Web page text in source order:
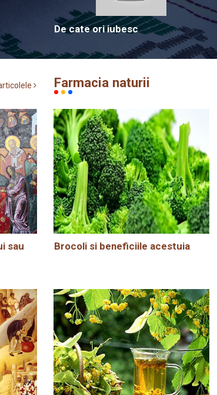
De cate ori iubesc
sau
Farmacia naturii
Brocoli si beneficiile acestuia